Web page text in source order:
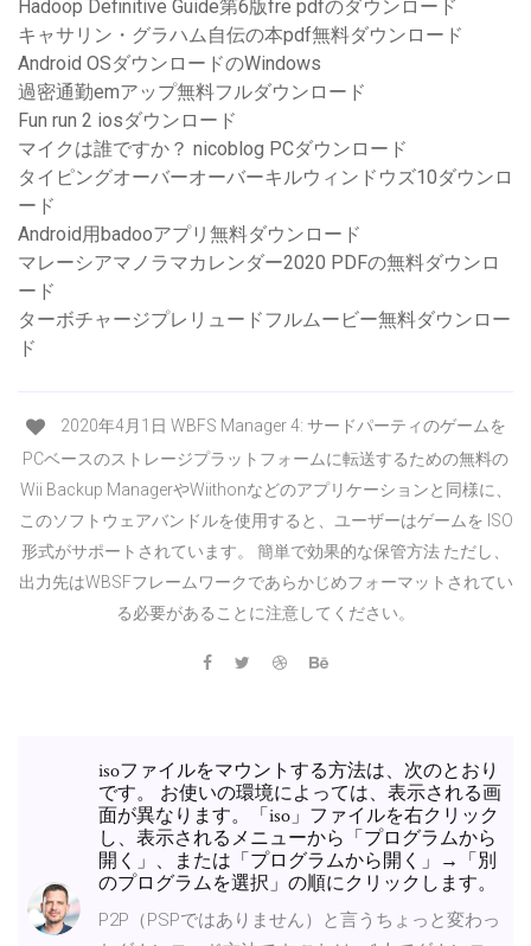
Hadoop Definitive Guide第6版fre pdfのダウンロード
キャサリン・グラハム自伝の本pdf無料ダウンロード
Android OSダウンロードのWindows
過密通勤emアップ無料フルダウンロード
Fun run 2 iosダウンロード
マイクは誰ですか？ nicoblog PCダウンロード
タイピングオーバーオーバーキルウィンドウズ10ダウンロ
ード
Android用badooアプリ無料ダウンロード
マレーシアマノラマカレンダー2020 PDFの無料ダウンロ
ード
ターボチャージプレリュードフルムービー無料ダウンロー
ド
2020年4月1日 WBFS Manager 4: サードパーティのゲームを
PCベースのストレージプラットフォームに転送するための無料の
Wii Backup ManagerやWiithonなどのアプリケーションと同様に、
このソフトウェアバンドルを使用すると、ユーザーはゲームを ISO
形式がサポートされています。 簡単で効果的な保管方法 ただし、
出力先はWBSFフレームワークであらかじめフォーマットされてい
る必要があることに注意してください。
isoファイルをマウントする方法は、次のとおり
です。 お使いの環境によっては、表示される画
面が異なります。「iso」ファイルを右クリック
し、表示されるメニューから「プログラムから
開く」、または「プログラムから開く」→「別
のプログラムを選択」の順にクリックします。
P2P（PSPではありません）と言うちょっと変わっ